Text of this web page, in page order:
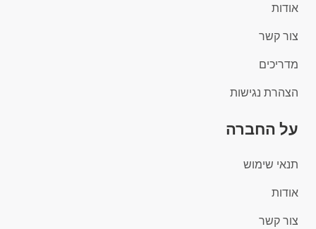
אודות
צור קשר
מדריכים
הצהרת נגישות
על החברה
תנאי שימוש
אודות
צור קשר